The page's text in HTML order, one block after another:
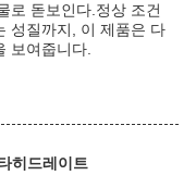
로 돋보인다.정상 조건
성질까지, 이 제품은 다
보여줍니다.
히드레이트